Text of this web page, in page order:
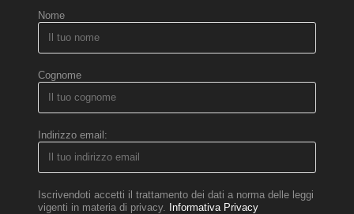
Nome
Cognome
Indirizzo email:
Iscrivendoti accetti il trattamento dei dati a norma delle leggi
vigenti in materia di privacy.
Informativa Privacy